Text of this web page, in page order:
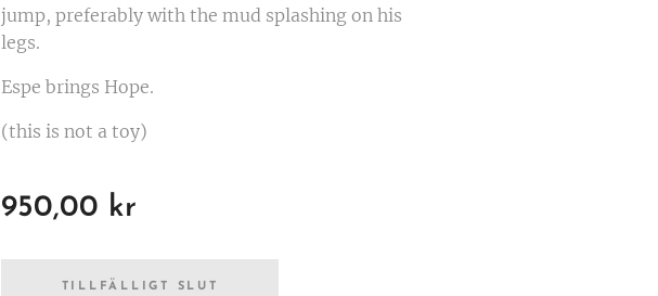
jump, preferably with the mud splashing on his
legs.
Espe brings Hope.
(this is not a toy)
950,00 kr
TILLFÄLLIGT SLUT